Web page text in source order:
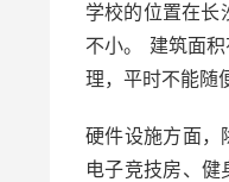
学校的位置在长
不小。 建筑面
理，平时不能随
硬件设施方面，
电子竞技房、